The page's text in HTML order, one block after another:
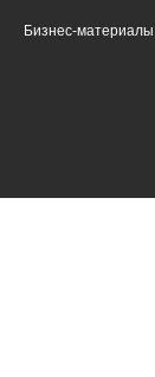
Бизнес-материалы